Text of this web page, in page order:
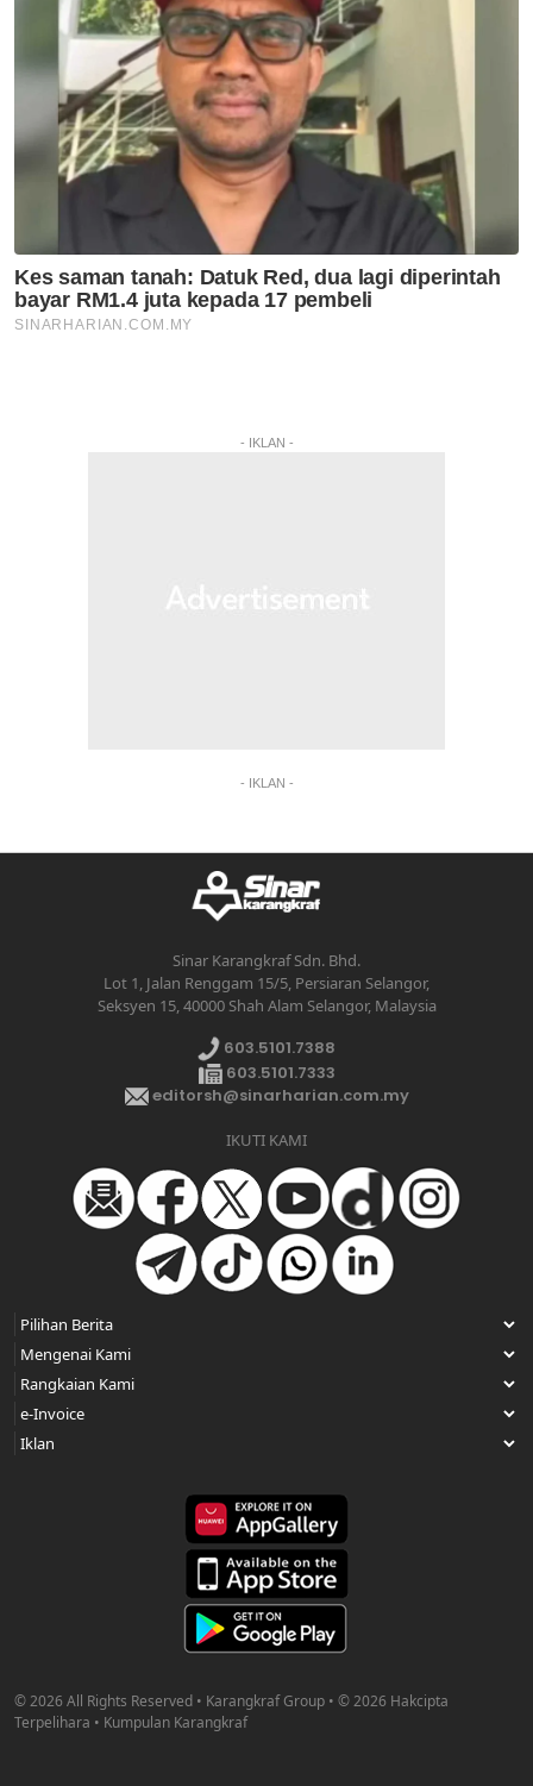
- IKLAN -
- IKLAN -
Sinar Karangkraf Sdn. Bhd.
Lot 1, Jalan Renggam 15/5, Persiaran Selangor,
Seksyen 15, 40000 Shah Alam Selangor, Malaysia
603.5101.7388
603.5101.7333
editorsh@sinarharian.com.my
IKUTI KAMI
© 2026 All Rights Reserved • Karangkraf Group • © 2026 Hakcipta
Terpelihara • Kumpulan Karangkraf